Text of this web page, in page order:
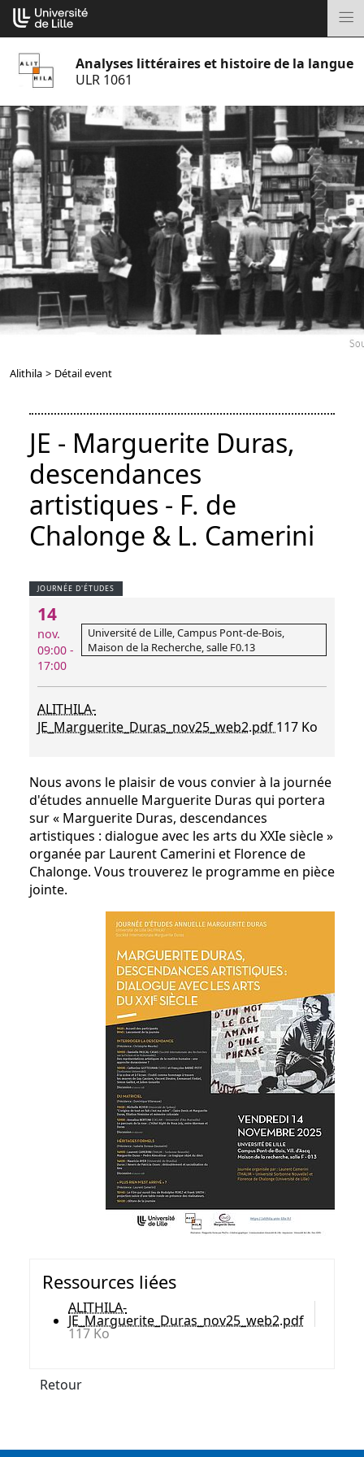
Aller
au
Analyses littéraires et histoire de la langue
ULR 1061
Alithila > Détail event
JE - Marguerite Duras,
descendances
artistiques - F. de
Chalonge & L. Camerini
JOURNÉE D'ÉTUDES
14
nov.
09:00 -
17:00
Université de Lille, Campus Pont-de-Bois,
Maison de la Recherche, salle F0.13
ALITHILA-
JE_Marguerite_Duras_nov25_web2.pdf 117 Ko
Nous avons le plaisir de vous convier à la journée
d'études annuelle Marguerite Duras qui portera
sur « Marguerite Duras, descendances
artistiques : dialogue avec les arts du XXIe siècle »
organée par Laurent Camerini et Florence de
Chalonge. Vous trouverez le programme en pièce
jointe.
Ressources liées
ALITHILA-
JE_Marguerite_Duras_nov25_web2.pdf
117 Ko
Retour
Cookies management panel